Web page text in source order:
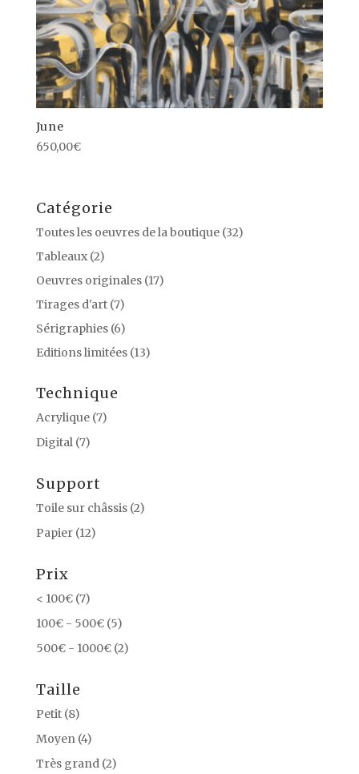
June
650,00€
Catégorie
Toutes les oeuvres de la boutique (32)
Tableaux (2)
Oeuvres originales (17)
Tirages d'art (7)
Sérigraphies (6)
Editions limitées (13)
Technique
Acrylique (7)
Digital (7)
Support
Toile sur châssis (2)
Papier (12)
Prix
< 100€ (7)
100€ - 500€ (5)
500€ - 1000€ (2)
Taille
Petit (8)
Moyen (4)
Très grand (2)